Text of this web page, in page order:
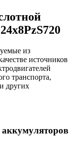
из
источников
транспорта,
других